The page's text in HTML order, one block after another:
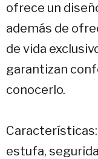
ofrece un
además de
de vida
garantizan
conocerlo.
estufa,